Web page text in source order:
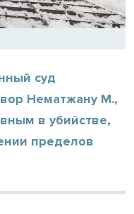
суд
Нематжану М.,
в убийстве,
пределов